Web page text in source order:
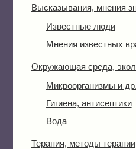
Высказывания, мнения
Известные люди
Мнения известных
Окружающая среда,
Микроорганизмы и др.
Гигиена, антисептики
Вода
Терапия, методы терапии